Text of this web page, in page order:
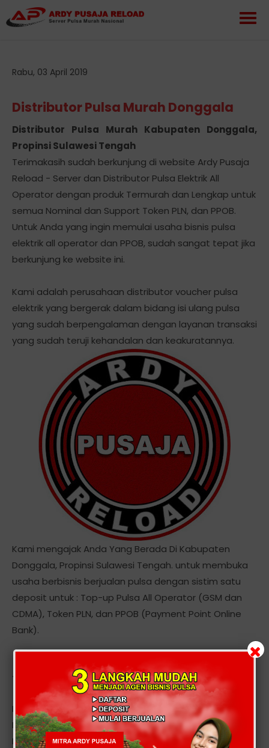
Rabu, 03 April 2019
Distributor Pulsa Murah Donggala
Distributor Pulsa Murah Kabupaten Donggala,
Propinsi Sulawesi Tengah
Terimakasih sudah berkunjung di website Ardy Pusaja
Reload - Server dan Distributor Pulsa Elektrik All
Operator dengan produk Termurah dan Lengkap untuk
semua Nominal dan Support Token PLN, dan PPOB.
Untuk Anda yang ingin memulai usaha bisnis pulsa
elektrik all operator dan PPOB, sudah sangat tepat jika
berkunjung ke website ini.
Kami adalah perusahaan distributor voucher pulsa
elektrik yang bergerak dalam bidang isi ulang pulsa
yang sudah berpengalaman dengan layanan transaksi
yang sudah teruji kehandalan dan keakuratannya.
Kami mengajak Anda Yang Berada Di Kabupaten
Donggala, Propinsi Sulawesi Tengah. untuk membuka
usaha berbisnis berjualan pulsa dengan sistim satu
deposit untuk : Top-up Pulsa All Operator (GSM dan
CDMA), Token PLN, dan PPOB (Payment Point Online
Bank).
Tentang Kami
Kami adalah server, Distributor, Dealer Voucher Pulsa
Elektrik All Operator. Menyediakan Produk Voucher
Elektronik dan PPOB dengan sistem satu deposit untuk